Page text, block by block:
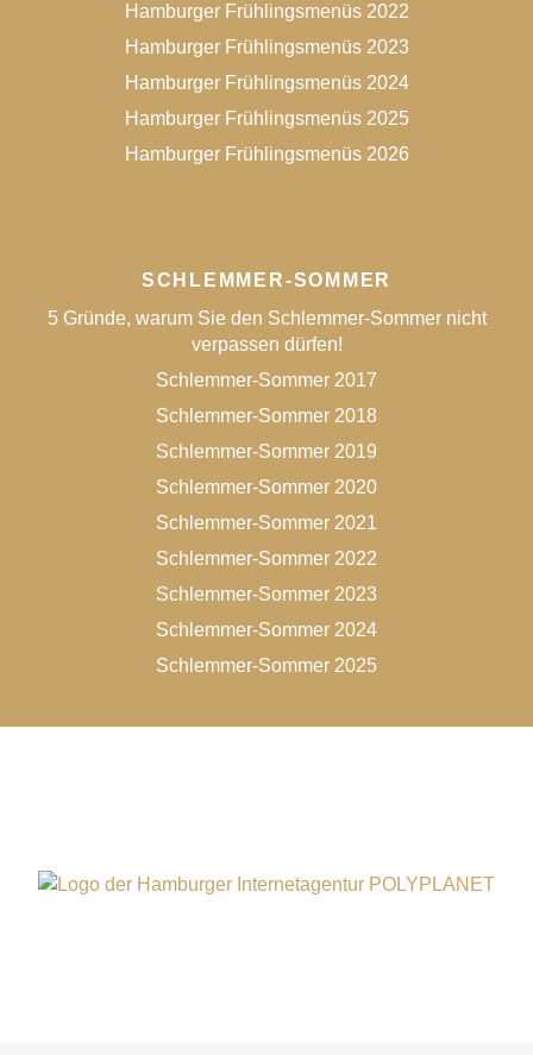
Hamburger Frühlingsmenüs 2022
Hamburger Frühlingsmenüs 2023
Hamburger Frühlingsmenüs 2024
Hamburger Frühlingsmenüs 2025
Hamburger Frühlingsmenüs 2026
SCHLEMMER-SOMMER
5 Gründe, warum Sie den Schlemmer-Sommer nicht
verpassen dürfen!
Schlemmer-Sommer 2017
Schlemmer-Sommer 2018
Schlemmer-Sommer 2019
Schlemmer-Sommer 2020
Schlemmer-Sommer 2021
Schlemmer-Sommer 2022
Schlemmer-Sommer 2023
Schlemmer-Sommer 2024
Schlemmer-Sommer 2025